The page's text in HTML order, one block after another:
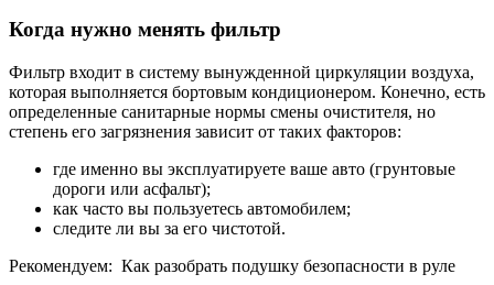
Когда нужно менять фильтр
Фильтр входит в систему вынужденной циркуляции воздуха,
которая выполняется бортовым кондиционером. Конечно, есть
определенные санитарные нормы смены очистителя, но
степень его загрязнения зависит от таких факторов:
где именно вы эксплуатируете ваше авто (грунтовые
дороги или асфальт);
как часто вы пользуетесь автомобилем;
следите ли вы за его чистотой.
Рекомендуем: Как разобрать подушку безопасности в руле